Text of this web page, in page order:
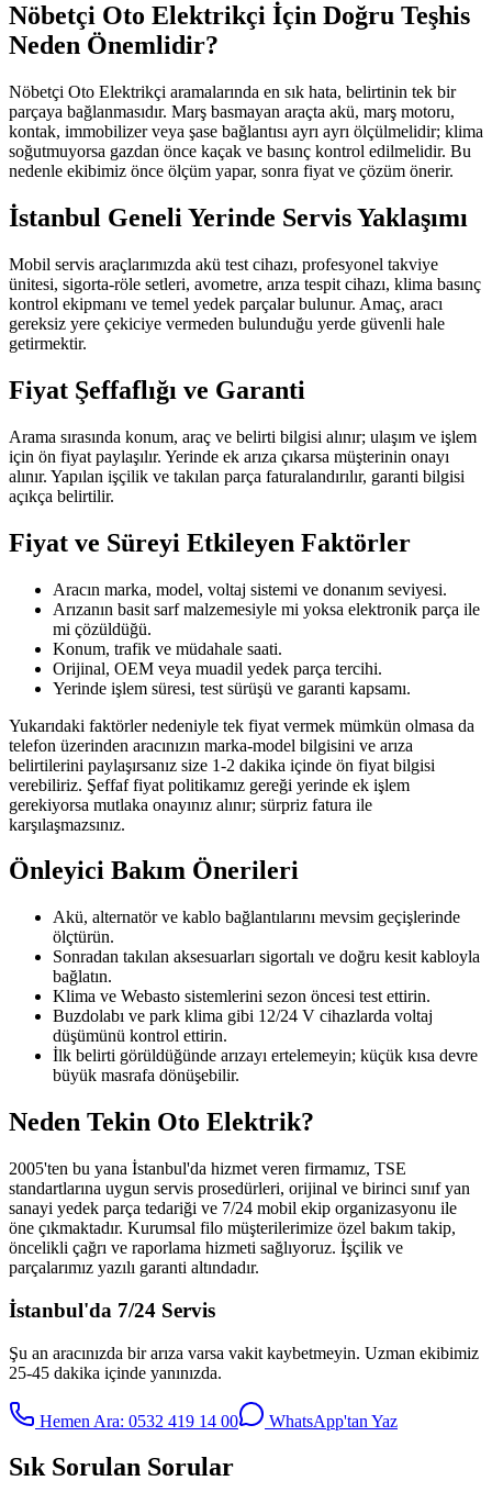
Nöbetçi Oto Elektrikçi İçin Doğru Teşhis
Neden Önemlidir?
Nöbetçi Oto Elektrikçi aramalarında en sık hata, belirtinin tek bir
parçaya bağlanmasıdır. Marş basmayan araçta akü, marş motoru,
kontak, immobilizer veya şase bağlantısı ayrı ayrı ölçülmelidir; klima
soğutmuyorsa gazdan önce kaçak ve basınç kontrol edilmelidir. Bu
nedenle ekibimiz önce ölçüm yapar, sonra fiyat ve çözüm önerir.
İstanbul Geneli Yerinde Servis Yaklaşımı
Mobil servis araçlarımızda akü test cihazı, profesyonel takviye
ünitesi, sigorta-röle setleri, avometre, arıza tespit cihazı, klima basınç
kontrol ekipmanı ve temel yedek parçalar bulunur. Amaç, aracı
gereksiz yere çekiciye vermeden bulunduğu yerde güvenli hale
getirmektir.
Fiyat Şeffaflığı ve Garanti
Arama sırasında konum, araç ve belirti bilgisi alınır; ulaşım ve işlem
için ön fiyat paylaşılır. Yerinde ek arıza çıkarsa müşterinin onayı
alınır. Yapılan işçilik ve takılan parça faturalandırılır, garanti bilgisi
açıkça belirtilir.
Fiyat ve Süreyi Etkileyen Faktörler
Aracın marka, model, voltaj sistemi ve donanım seviyesi.
Arızanın basit sarf malzemesiyle mi yoksa elektronik parça ile
mi çözüldüğü.
Konum, trafik ve müdahale saati.
Orijinal, OEM veya muadil yedek parça tercihi.
Yerinde işlem süresi, test sürüşü ve garanti kapsamı.
Yukarıdaki faktörler nedeniyle tek fiyat vermek mümkün olmasa da
telefon üzerinden aracınızın marka-model bilgisini ve arıza
belirtilerini paylaşırsanız size 1-2 dakika içinde ön fiyat bilgisi
verebiliriz. Şeffaf fiyat politikamız gereği yerinde ek işlem
gerekiyorsa mutlaka onayınız alınır; sürpriz fatura ile
karşılaşmazsınız.
Önleyici Bakım Önerileri
Akü, alternatör ve kablo bağlantılarını mevsim geçişlerinde
ölçtürün.
Sonradan takılan aksesuarları sigortalı ve doğru kesit kabloyla
bağlatın.
Klima ve Webasto sistemlerini sezon öncesi test ettirin.
Buzdolabı ve park klima gibi 12/24 V cihazlarda voltaj
düşümünü kontrol ettirin.
İlk belirti görüldüğünde arızayı ertelemeyin; küçük kısa devre
büyük masrafa dönüşebilir.
Neden Tekin Oto Elektrik?
2005'ten bu yana İstanbul'da hizmet veren firmamız, TSE
standartlarına uygun servis prosedürleri, orijinal ve birinci sınıf yan
sanayi yedek parça tedariği ve 7/24 mobil ekip organizasyonu ile
öne çıkmaktadır. Kurumsal filo müşterilerimize özel bakım takip,
öncelikli çağrı ve raporlama hizmeti sağlıyoruz. İşçilik ve
parçalarımız yazılı garanti altındadır.
İstanbul'da 7/24 Servis
Şu an aracınızda bir arıza varsa vakit kaybetmeyin. Uzman ekibimiz
25-45 dakika içinde yanınızda.
Hemen Ara: 0532 419 14 00 WhatsApp'tan Yaz
Sık Sorulan Sorular